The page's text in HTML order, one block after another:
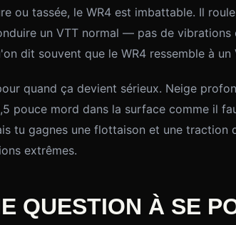
ou tassée, le WR4 est imbattable. Il
un VTT normal — pas de
dit souvent que le WR4 ressemble à
quand ça devient sérieux. Neige
pouce mord dans la surface comme il
tu gagnes une flottaison et une traction
extrêmes.
QUESTION À SE